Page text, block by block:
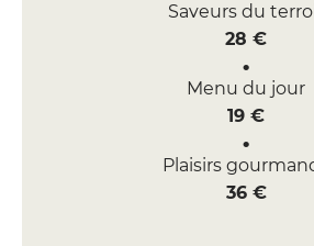
Saveurs du
28 €
Menu du jour
19 €
Plaisirs
36 €